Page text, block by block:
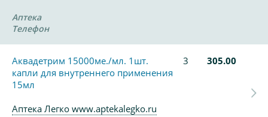
Аптека
Телефон
Аквадетрим 15000ме./мл. 1шт.
капли для внутреннего применения
15мл
3 305.00
Аптека Легко www.aptekalegko.ru